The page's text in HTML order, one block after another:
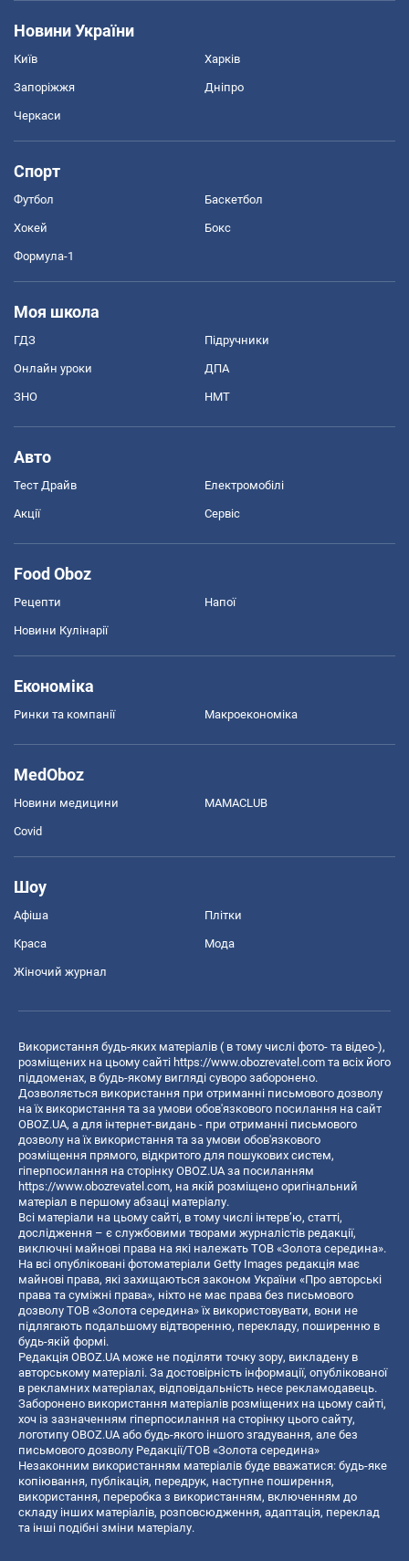
Новини України
Київ Харків
Запоріжжя Дніпро
Черкаси
Спорт
Футбол Баскетбол
Хокей Бокс
Формула-1
Моя школа
ГДЗ Підручники
Онлайн уроки ДПА
ЗНО НМТ
Авто
Тест Драйв Електромобілі
Акції Сервіс
Food Oboz
Рецепти Напої
Новини Кулінарії
Економіка
Ринки та компанії Макроекономіка
MedOboz
Новини медицини MAMACLUB
Covid
Шоу
Афіша Плітки
Краса Мода
Жіночий журнал
Використання будь-яких матеріалів ( в тому числі фото- та відео-),
розміщених на цьому сайті https://www.obozrevatel.com та всіх його
піддоменах, в будь-якому вигляді суворо заборонено.
Дозволяється використання при отриманні письмового дозволу
на їх використання та за умови обов'язкового посилання на сайт
OBOZ.UA, а для інтернет-видань - при отриманні письмового
дозволу на їх використання та за умови обов'язкового
розміщення прямого, відкритого для пошукових систем,
гіперпосилання на сторінку OBOZ.UA за посиланням
https://www.obozrevatel.com, на якій розміщено оригінальний
матеріал в першому абзаці матеріалу.
Всі матеріали на цьому сайті, в тому числі інтерв’ю, статті,
дослідження – є службовими творами журналістів редакції,
виключні майнові права на які належать ТОВ «Золота середина».
На всі опубліковані фотоматеріали Getty Images редакція має
майнові права, які захищаються законом України «Про авторські
права та суміжні права», ніхто не має права без письмового
дозволу ТОВ «Золота середина» їх використовувати, вони не
підлягають подальшому відтворенню, перекладу, поширенню в
будь-якій формі.
Редакція OBOZ.UA може не поділяти точку зору, викладену в
авторському матеріалі. За достовірність інформації, опублікованої
в рекламних матеріалах, відповідальність несе рекламодавець.
Заборонено використання матеріалів розміщених на цьому сайті,
хоч із зазначенням гіперпосилання на сторінку цього сайту,
логотипу OBOZ.UA або будь-якого іншого згадування, але без
письмового дозволу Редакції/ТОВ «Золота середина»
Незаконним використанням матеріалів буде вважатися: будь-яке
копiювання, публiкацiя, передрук, наступне поширення,
використання, переробка з використанням, включенням до
складу інших матеріалів, розповсюдження, адаптація, переклад
та інші подібні зміни матеріалу.